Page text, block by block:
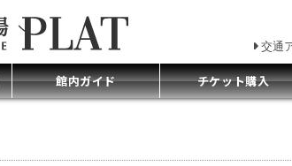
交通
館内ガイド チケット購入